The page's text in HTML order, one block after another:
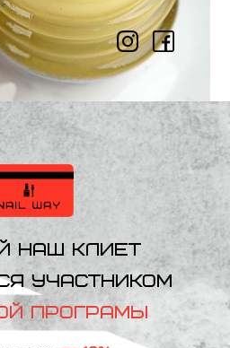
НАШ КЛИЕТ
УЧАСТНИКОМ
ПРОГРАМЫ